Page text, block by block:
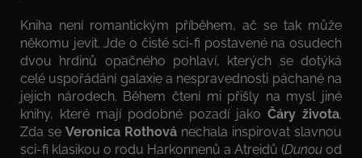
Kniha není romantickým příběhem, ač se tak může
někomu jevit. Jde o čisté sci-fi postavené na osudech
dvou hrdinů opačného pohlaví, kterých se dotýká
celé uspořádání galaxie a nespravednosti páchané na
jejich národech. Během čtení mi přišly na mysl jiné
knihy, které mají podobné pozadí jako Čáry života.
Zda se Veronica Rothová nechala inspirovat slavnou
sci-fi klasikou o rodu Harkonnenů a Atreidů (Dunou od